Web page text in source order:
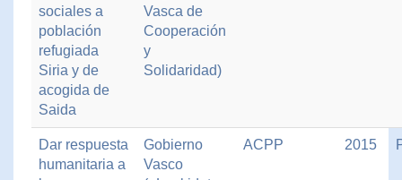
sociales a
población
refugiada
Siria y de
acogida de
Saida
Vasca de
Cooperación
y
Solidaridad)
Dar respuesta
humanitaria a
Gobierno
Vasco
ACPP 2015